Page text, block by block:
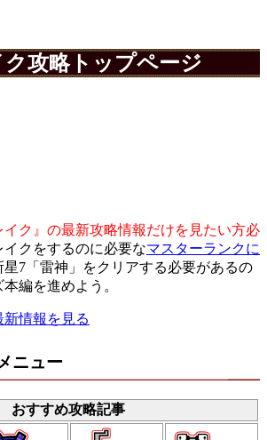
攻略トップページ
イク』の最新攻略情報だけを見たい方必
イクをするのに必要なマスターランクに
7「雷神」をクリアする必要があるの
編を進めよう。
情報を見る
ニュー
おすすめ攻略記事